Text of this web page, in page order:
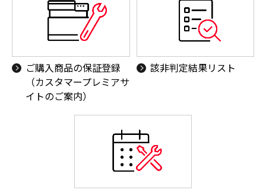
ご購入商品の保証登録
（カスタマープレミアサ
イトのご案内）
該非判定結果リスト